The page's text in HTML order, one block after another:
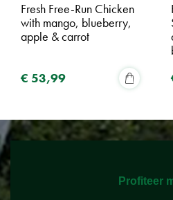
Fresh Free-Run Chicken
with mango, blueberry,
apple & carrot
€ 53,99
Profiteer